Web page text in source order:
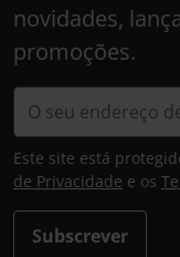
novidades,
promoções.
Subscrever
Este site está
de Privacidade e os